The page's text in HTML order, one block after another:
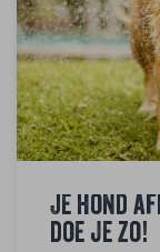
Je hond
doe je zo!